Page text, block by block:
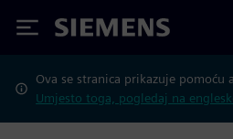
Siemens
Ova se stranica prikazuje
Umjesto toga, pogledaj na